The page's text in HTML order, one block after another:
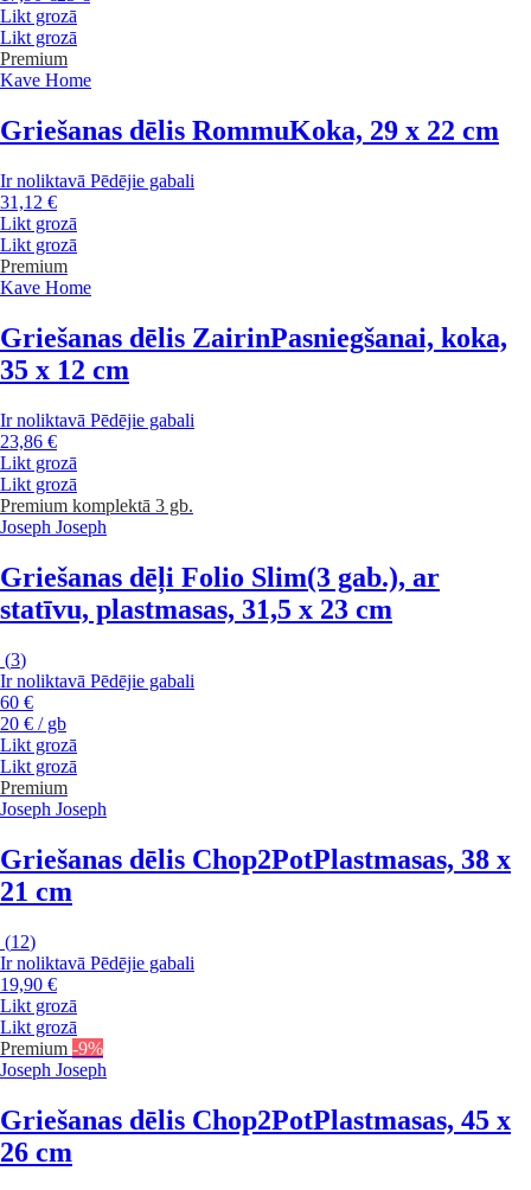
Likt grozā
Likt grozā
Premium
Kave Home
Griešanas dēlis RommuKoka, 29 x 22 cm
Ir noliktavā Pēdējie gabali
31,12 €
Likt grozā
Likt grozā
Premium
Kave Home
Griešanas dēlis ZairinPasniegšanai, koka,
35 x 12 cm
Ir noliktavā Pēdējie gabali
23,86 €
Likt grozā
Likt grozā
Premium komplektā 3 gb.
Joseph Joseph
Griešanas dēļi Folio Slim(3 gab.), ar
statīvu, plastmasas, 31,5 x 23 cm
(3)
Ir noliktavā Pēdējie gabali
60 €
20 € / gb
Likt grozā
Likt grozā
Premium
Joseph Joseph
Griešanas dēlis Chop2PotPlastmasas, 38 x
21 cm
(12)
Ir noliktavā Pēdējie gabali
19,90 €
Likt grozā
Likt grozā
Premium -9%
Joseph Joseph
Griešanas dēlis Chop2PotPlastmasas, 45 x
26 cm